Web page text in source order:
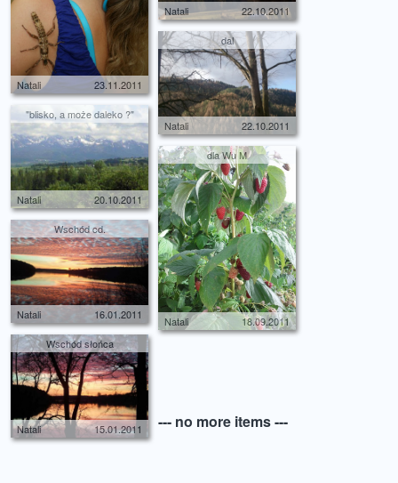
Natali 23.11.2011
Natali 22.10.2011
dal
Natali 22.10.2011
"blisko, a może daleko ?"
Natali 20.10.2011
dla Wu M
Natali 18.09.2011
Wschód cd.
Natali 16.01.2011
Wschód słońca
Natali 15.01.2011 --- no more items ---